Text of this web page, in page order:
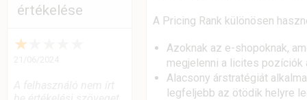
értékelése
★
A Pricing Rank különösen
Azoknak az e-shopoknak,
megjelenni a licites pozíciók
Alacsony árstratégiát
legfeljebb az ötödik helyre